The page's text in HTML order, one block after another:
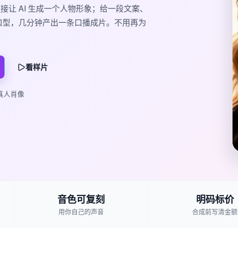
让 AI 生成一个人物形象；给一段文案、
，几分钟产出一条口播成片。不用再为
看样片
人肖像
音色可复刻
用你自己的声音
明码标价
合成前写清金额